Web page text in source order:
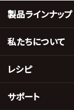
製品ラインナップ
私たちについて
レシピ
サポート